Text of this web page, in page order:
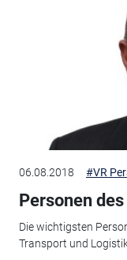
06.08.2018 #VR
Personen
Die wichtigsten
Transport und